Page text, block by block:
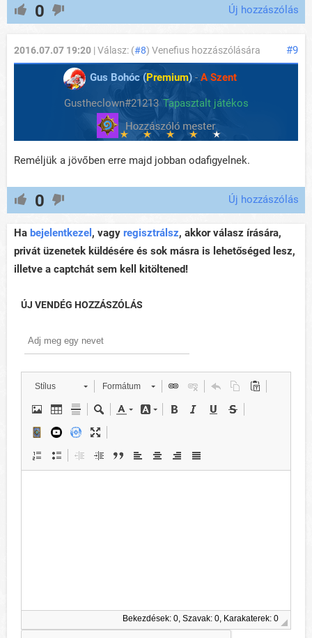
0 Új hozzászólás
#9
2016.07.07 19:20 | Válasz: (#8) Venefius hozzászólására
Gus Bohóc (Premium) - A Szent
Gustheclown#21213 Tapasztalt játékos
Reméljük a jövőben erre majd jobban odafigyelnek.
0 Új hozzászólás
Ha bejelentkezel , vagy regisztrálsz, akkor válasz írására,
privát üzenetek küldésére és sok másra is lehetőséged lesz,
illetve a captchát sem kell kitöltened!
ÚJ VENDÉG HOZZÁSZÓLÁS
Stílus Formátum
Bekezdések: 0, Szavak: 0, Karakaterek: 0